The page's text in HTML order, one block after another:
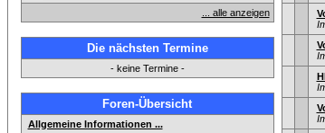
... alle anzeigen
Die nächsten Termine
- keine Termine -
Foren-Übersicht
Allgemeine Informationen ...